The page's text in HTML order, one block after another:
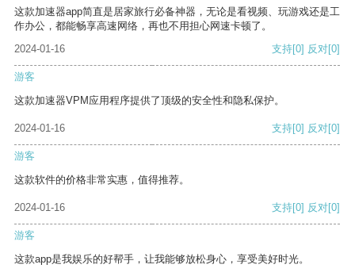
这款加速器app简直是居家旅行必备神器，无论是看视频、玩游戏还是工
作办公，都能畅享高速网络，再也不用担心网速卡顿了。
2024-01-16
支持[0] 反对[0]
游客
这款加速器VPM应用程序提供了顶级的安全性和隐私保护。
2024-01-16 支持[0] 反对[0]
游客
这款软件的价格非常实惠，值得推荐。
2024-01-16 支持[0] 反对[0]
游客
这款app是我娱乐的好帮手，让我能够放松身心，享受美好时光。